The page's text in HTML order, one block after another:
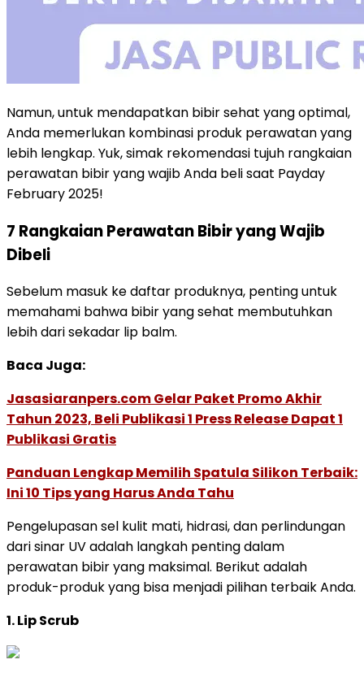
Namun, untuk mendapatkan bibir sehat yang optimal,
Anda memerlukan kombinasi produk perawatan yang
lebih lengkap. Yuk, simak rekomendasi tujuh rangkaian
perawatan bibir yang wajib Anda beli saat Payday
February 2025!
7 Rangkaian Perawatan Bibir yang Wajib
Dibeli
Sebelum masuk ke daftar produknya, penting untuk
memahami bahwa bibir yang sehat membutuhkan
lebih dari sekadar lip balm.
Baca Juga:
Jasasiaranpers.com Gelar Paket Promo Akhir
Tahun 2023, Beli Publikasi 1 Press Release Dapat 1
Publikasi Gratis
Panduan Lengkap Memilih Spatula Silikon Terbaik:
Ini 10 Tips yang Harus Anda Tahu
Pengelupasan sel kulit mati, hidrasi, dan perlindungan
dari sinar UV adalah langkah penting dalam
perawatan bibir yang maksimal. Berikut adalah
produk-produk yang bisa menjadi pilihan terbaik Anda.
1. Lip Scrub